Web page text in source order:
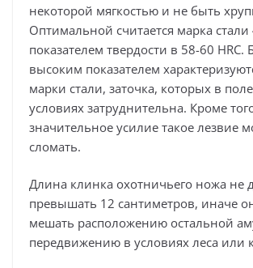
некоторой мягкостью и не быть
Оптимальной считается марка стали
показателем твердости в 58-60 HRC.
высоким показателем
марки стали, заточка, которых в
условиях затруднительна. Кроме
значительное усилие такое лезвие
сломать.
Длина клинка охотничьего ножа не
превышать 12 сантиметров, иначе
мешать расположению остальной
передвижению в условиях леса или